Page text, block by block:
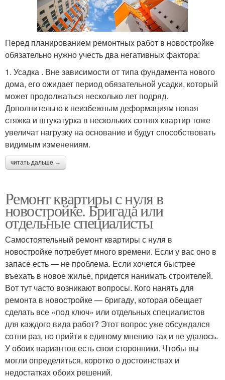
Перед планированием ремонтных работ в новостройке
обязательно нужно учесть два негативных фактора:
1. Усадка . Вне зависимости от типа фундамента нового
дома, его ожидает период обязательной усадки, который
может продолжаться несколько лет подряд.
Дополнительно к неизбежным деформациям новая
стяжка и штукатурка в нескольких сотнях квартир тоже
увеличат нагрузку на основание и будут способствовать
видимым изменениям.
читать дальше →
Ремонт квартиры с нуля в
новостройке. Бригада или
отдельные специалисты
Самостоятельный ремонт квартиры с нуля в
новостройке потребует много времени. Если у вас оно в
запасе есть — не проблема. Если хочется быстрее
въехать в новое жилье, придется нанимать строителей.
Вот тут часто возникают вопросы. Кого нанять для
ремонта в новостройке — бригаду, которая обещает
сделать все «под ключ» или отдельных специалистов
для каждого вида работ? Этот вопрос уже обсуждался
сотни раз, но прийти к единому мнению так и не удалось.
У обоих вариантов есть свои сторонники. Чтобы вы
могли определиться, коротко о достоинствах и
недостатках обоих решений.